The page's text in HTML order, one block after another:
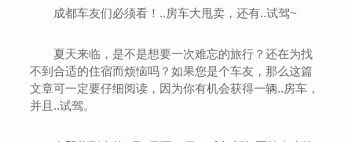
成都车友们必须看！..房车大甩卖，还有..试驾~
夏天来临，是不是想要一次难忘的旅行？还在为找
不到合适的住宿而烦恼吗？如果您是个车友，那么这篇
文章可一定要仔细阅读，因为你有机会获得一辆..房车，
并且..试驾。